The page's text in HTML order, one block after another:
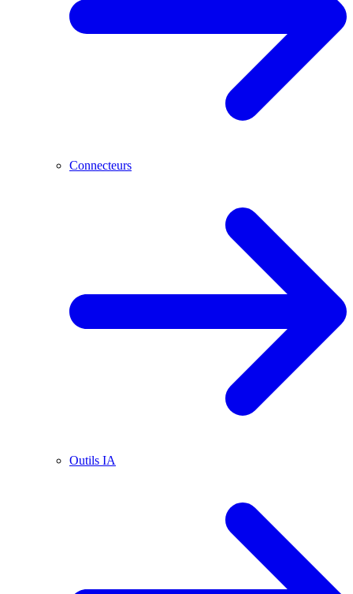
Connecteurs
Outils IA